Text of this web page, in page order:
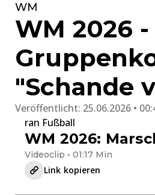
WM
WM 2026
"Schande
Veröffentlicht: 25.06.2026 •
ran Fußball
WM 2026:
Videoclip • 01:17 Min
Link kopieren